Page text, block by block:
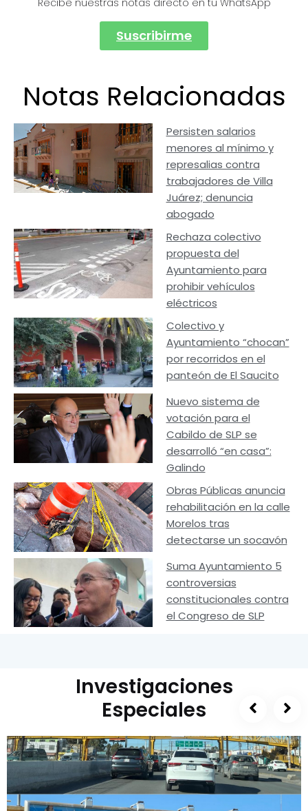
Recibe nuestras notas directo en tu WhatsApp
Suscribirme
Notas Relacionadas
Persisten salarios
menores al mínimo y
represalias contra
trabajadores de Villa
Juárez; denuncia
abogado
Rechaza colectivo
propuesta del
Ayuntamiento para
prohibir vehículos
eléctricos
Colectivo y
Ayuntamiento “chocan”
por recorridos en el
panteón de El Saucito
Nuevo sistema de
votación para el
Cabildo de SLP se
desarrolló “en casa”:
Galindo
Obras Públicas anuncia
rehabilitación en la calle
Morelos tras
detectarse un socavón
Suma Ayuntamiento 5
controversias
constitucionales contra
el Congreso de SLP
Investigaciones
Especiales